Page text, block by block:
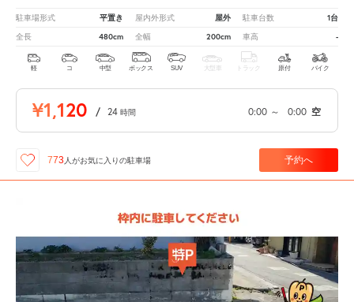
駐車場形式 平置き 屋内外形式 屋外 駐車台数 1台
全長 480cm 全幅 200cm 車高 -
軽 コ 中型 ボックス SUV 大型車 トラック 原付 バイク
¥1,120 / 24 時間 0:00 ～ 0:00 空
773 人がお気に入りの駐車場 予約へ